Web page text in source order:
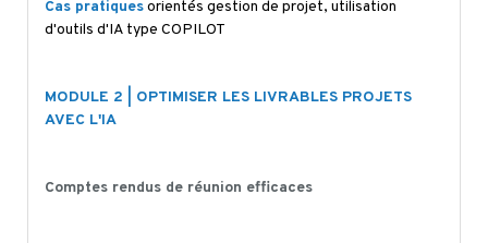
Cas pratiquesorientés gestion de projet, utilisation
d'outils d'IA type COPILOT
MODULE 2 | OPTIMISER LES LIVRABLES PROJETS
AVEC L'IA
Comptes rendus de réunion efficaces